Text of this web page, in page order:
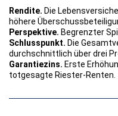
Rendite. Die
höhere
Perspektive. Begrenzter
Schlusspunkt. Die
durchschnittlich über drei
Garantiezins. Erste
totgesagte Riester-Renten.